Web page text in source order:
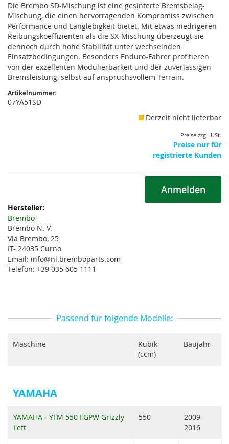
Die Brembo SD-Mischung ist eine gesinterte Bremsbelag-
Mischung, die einen hervorragenden Kompromiss zwischen
Performance und Langlebigkeit bietet. Mit etwas niedrigeren
Reibungskoeffizienten als die SX-Mischung überzeugt sie
dennoch durch hohe Stabilität unter wechselnden
Einsatzbedingungen. Besonders Enduro-Fahrer profitieren
von der exzellenten Modulierbarkeit und der zuverlässigen
Bremsleistung, selbst auf anspruchsvollem Terrain.
Artikelnummer:
07YA51SD
Derzeit nicht lieferbar
Preise zzgl. USt.
Preise nur für
registrierte Kunden
Anmelden
Weitere
Informationen
Brembo
Brembo N. V.
Via Brembo, 25
IT- 24035 Curno
Email: info@nl.bremboparts.com
Telefon: +39 035 605 1111
Passend für folgende Modelle:
Maschine
Kubik
(ccm)
Baujahr
YAMAHA
YAMAHA - YFM 550 FGPW Grizzly
Left
550
2009-
2016